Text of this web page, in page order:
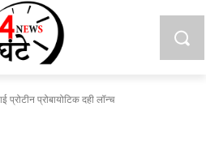
प्रोटीन प्रोबायोटिक दही लॉन्च